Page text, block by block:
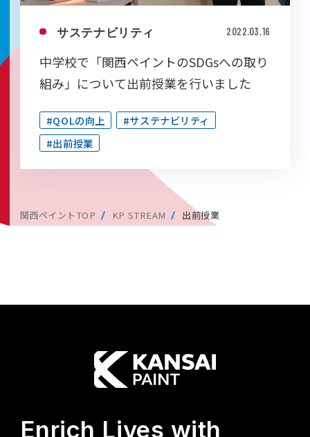
サステナビリティ 2022.03.16
中学校で「関西ペイントのSDGsへの取り
組み」について出前授業を行いました
#QOLの向上
#サステナビリティ
#出前授業
関西ペイントTOP KP STREAM 出前授業
Enrich Lives with